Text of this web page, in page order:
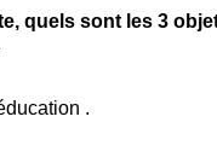
quels sont les 3
.